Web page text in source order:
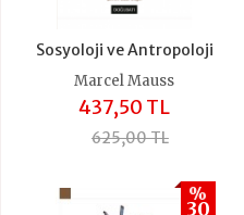
Sosyoloji ve Antropoloji
Marcel Mauss
437,50 TL
625,00 TL
%
30